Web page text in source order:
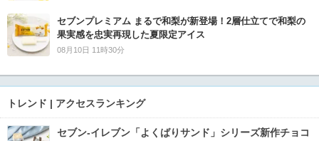
セブンプレミアム まるで和梨が新登場！2層仕立てで和梨の
果実感を忠実再現した夏限定アイス
08月10日 11時30分
トレンド | アクセスランキング
セブン‐イレブン「よくばりサンド」シリーズ新作チョコ